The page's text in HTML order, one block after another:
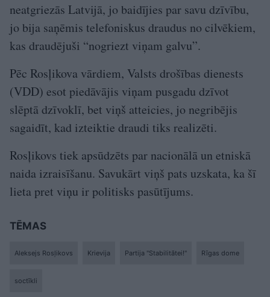
neatgriezās Latvijā, jo baidījies par savu dzīvību,
jo bija saņēmis telefoniskus draudus no cilvēkiem,
kas draudējuši “nogriezt viņam galvu”.
Pēc Rosļikova vārdiem, Valsts drošības dienests
(VDD) esot piedāvājis viņam pusgadu dzīvot
slēptā dzīvoklī, bet viņš atteicies, jo negribējis
sagaidīt, kad izteiktie draudi tiks realizēti.
Rosļikovs tiek apsūdzēts par nacionālā un etniskā
naida izraisīšanu. Savukārt viņš pats uzskata, ka šī
lieta pret viņu ir politisks pasūtījums.
TĒMAS
Aleksejs Rosļikovs Krievija Partija "Stabilitātei!" Rīgas dome
soctīkli